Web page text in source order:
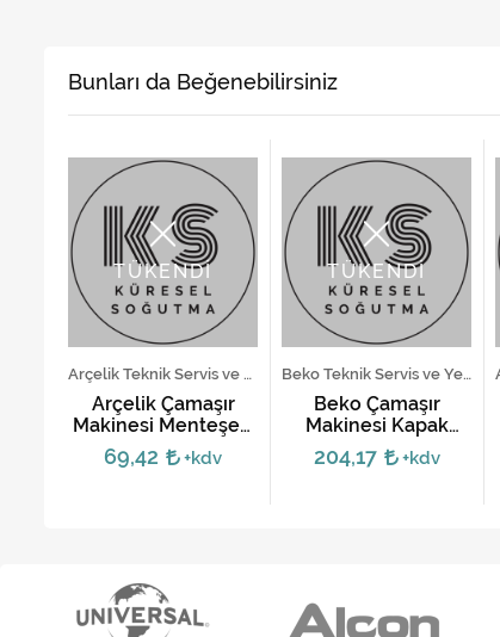
Bunları da Beğenebilirsiniz
TÜKENDİ
Arçelik Teknik Servis ve Yedek Parça Hizmetleri
Arçelik Çamaşır
Makinesi Menteşesi
- 2905710100
69,42 +kdv
TÜKENDİ
Beko Teknik Servis ve Yedek Parça Hizmetleri
Beko Çamaşır
Makinesi Kapak
Menteşesi - BX XL
204,17 +kdv